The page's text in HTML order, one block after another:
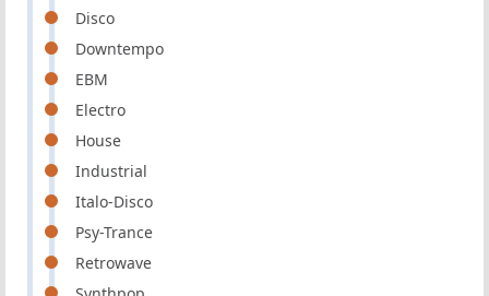
Disco
Downtempo
EBM
Electro
House
Industrial
Italo-Disco
Psy-Trance
Retrowave